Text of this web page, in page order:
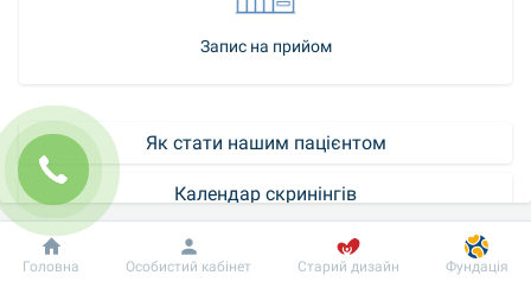
Запис на прийом
Як стати нашим пацієнтом
Календар скринінгів
Добробут
Інформація Пацієнту
Головна Особистий кабінет Старий дизайн Фундація